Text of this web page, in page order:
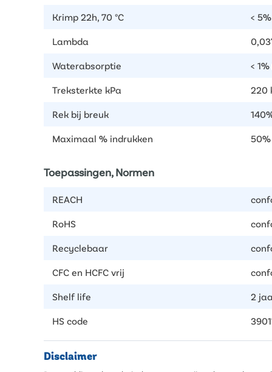
Krimp 22h, 70 °C < 5%
Lambda
Waterabsorptie <
Treksterkte kPa 220
Rek bij breuk
Maximaal % indrukken 50%
Toepassingen, Normen
REACH
RoHS
Recyclebaar
CFC en HCFC vrij
Shelf life 2
HS code
Disclaimer